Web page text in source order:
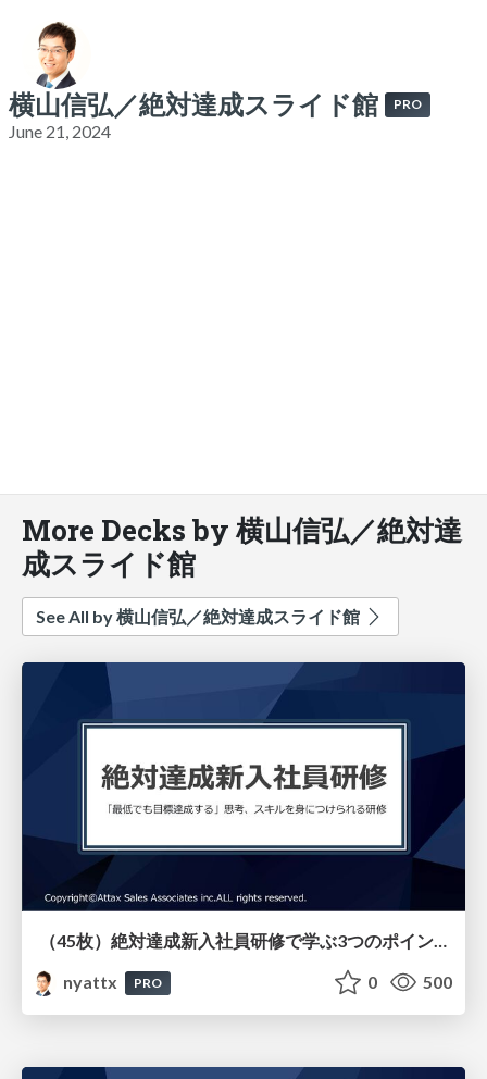
横山信弘／絶対達成スライド館 PRO
June 21, 2024
More Decks by 横山信弘／絶対達
成スライド館
See All by 横山信弘／絶対達成スライド館
（45枚）絶対達成新入社員研修で学ぶ3つのポイントとその特徴（リアル研修とオンライン教材）
nyattx
PRO 0 500